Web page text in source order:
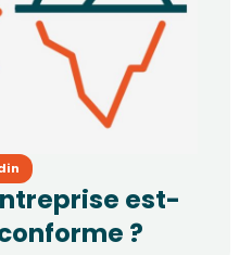
est-
?